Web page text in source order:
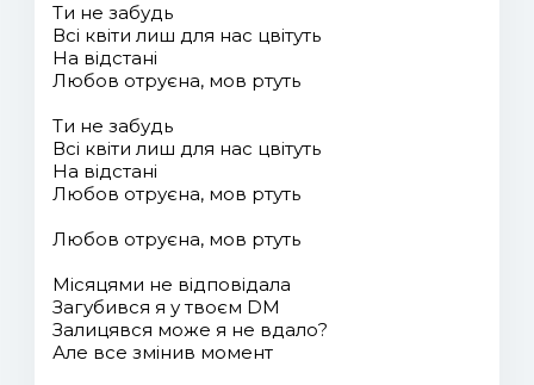
Ти не забудь
Всі квіти лиш для нас цвітуть
На відстані
Любов отруєна, мов ртуть
Ти не забудь
Всі квіти лиш для нас цвітуть
На відстані
Любов отруєна, мов ртуть
Любов отруєна, мов ртуть
Місяцями не відповідала
Загубився я у твоєм DM
Залицявся може я не вдало?
Але все змінив момент